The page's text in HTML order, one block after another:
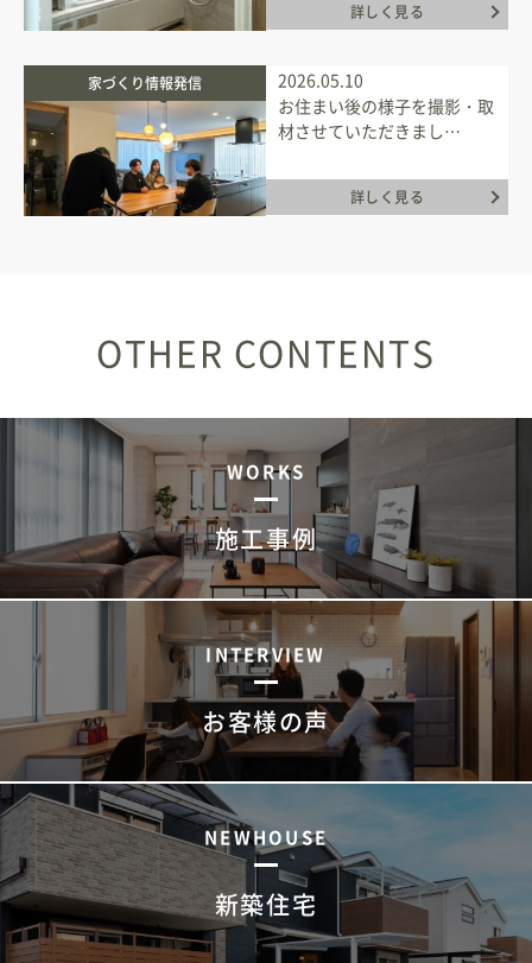
詳しく見る
家づくり情報発信
2026.05.10
お住まい後の様子を撮影・取
材させていただきまし…
詳しく見る
OTHER CONTENTS
WORKS
施工事例
INTERVIEW
お客様の声
NEWHOUSE
新築住宅